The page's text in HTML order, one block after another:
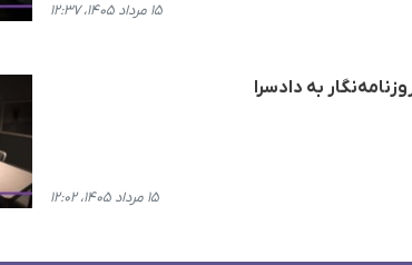
۱۵ مرداد ۱۴۰۵، ۱۲:۳۷
به دادسرا
۱۵ مرداد ۱۴۰۵، ۱۲:۰۲